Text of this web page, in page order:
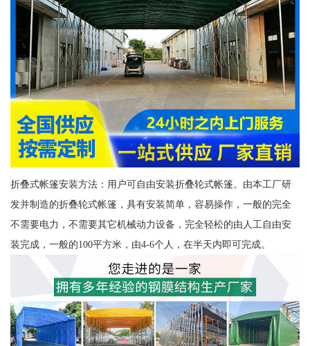
折叠式帐篷安装方法：用户可自由安装折叠轮式帐篷。由本工厂研
发并制造的折叠轮式帐篷，具有安装简单，容易操作，一般的完全
不需要电力，不需要其它机械动力设备，完全轻松的由人工自由安
装完成，一般的100平方米，由4-6个人，在半天内即可完成。